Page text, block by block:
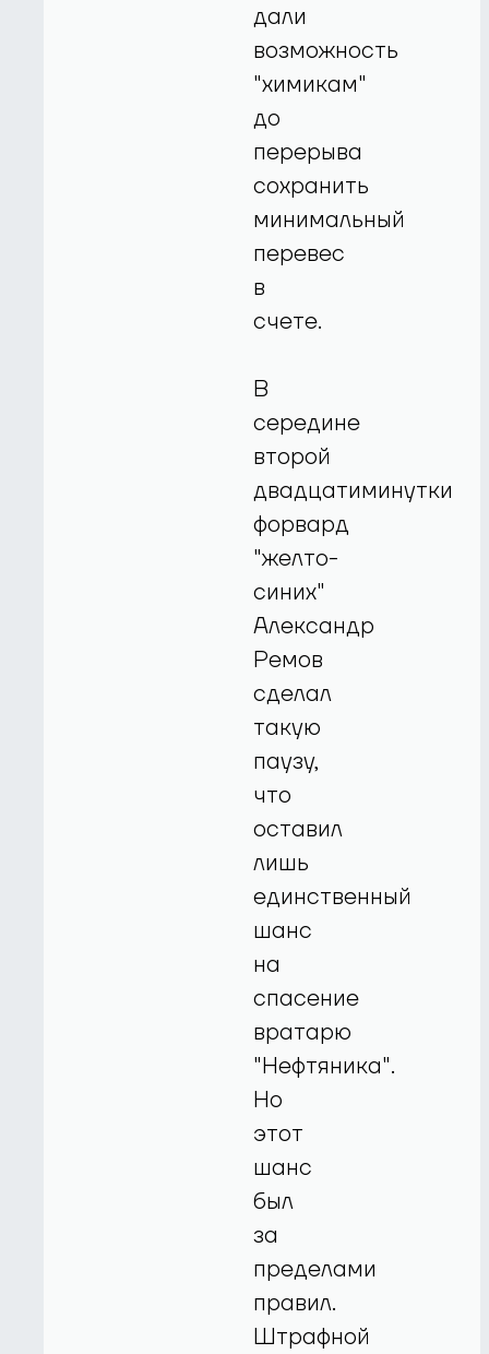
дали
возможность
"химикам"
до
перерыва
сохранить
минимальный
перевес
в
счете.
В
середине
второй
двадцатиминутки
форвард
"желто-
синих"
Александр
Ремов
сделал
такую
паузу,
что
оставил
лишь
единственный
шанс
на
спасение
вратарю
"Нефтяника".
Но
этот
шанс
был
за
пределами
правил.
Штрафной